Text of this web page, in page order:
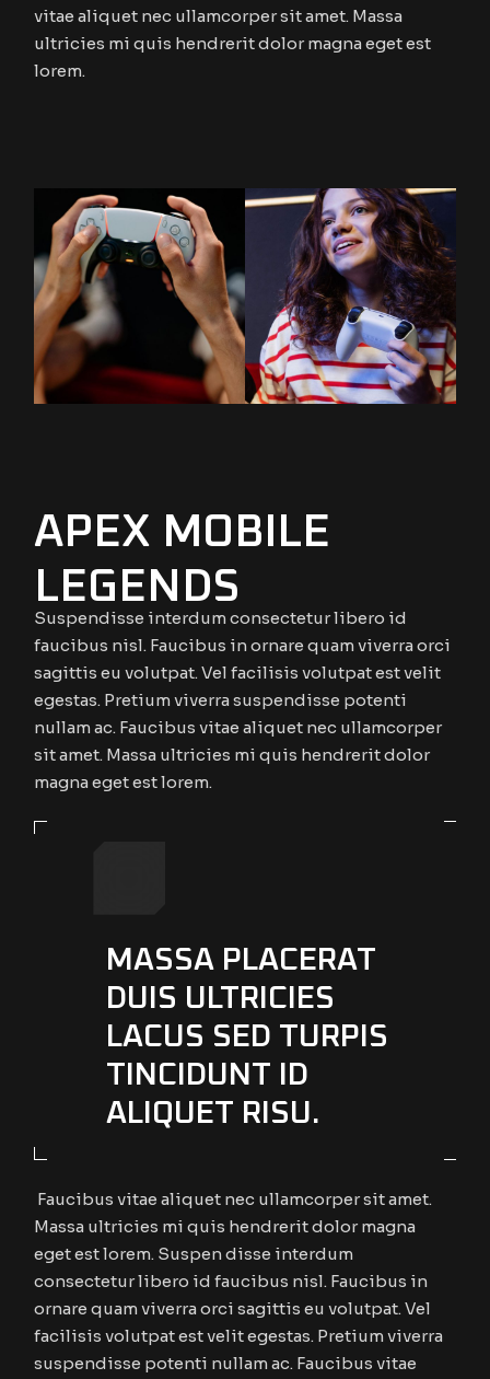
vitae aliquet nec ullamcorper sit amet. Massa
ultricies mi quis hendrerit dolor magna eget est
lorem.
APEX MOBILE
LEGENDS
Suspendisse interdum consectetur libero id
faucibus nisl. Faucibus in ornare quam viverra orci
sagittis eu volutpat. Vel facilisis volutpat est velit
egestas. Pretium viverra suspendisse potenti
nullam ac. Faucibus vitae aliquet nec ullamcorper
sit amet. Massa ultricies mi quis hendrerit dolor
magna eget est lorem.
MASSA PLACERAT
DUIS ULTRICIES
LACUS SED TURPIS
TINCIDUNT ID
ALIQUET RISU.
Faucibus vitae aliquet nec ullamcorper sit amet.
Massa ultricies mi quis hendrerit dolor magna
eget est lorem. Suspen disse interdum
consectetur libero id faucibus nisl. Faucibus in
ornare quam viverra orci sagittis eu volutpat. Vel
facilisis volutpat est velit egestas. Pretium viverra
suspendisse potenti nullam ac. Faucibus vitae